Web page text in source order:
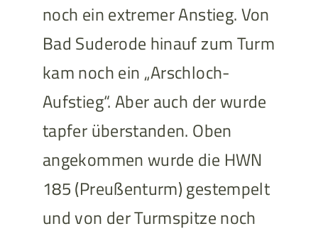
noch ein extremer Anstieg. Von
Bad Suderode hinauf zum Turm
kam noch ein „Arschloch-
Aufstieg“. Aber auch der wurde
tapfer überstanden. Oben
angekommen wurde die HWN
185 (Preußenturm) gestempelt
und von der Turmspitze noch